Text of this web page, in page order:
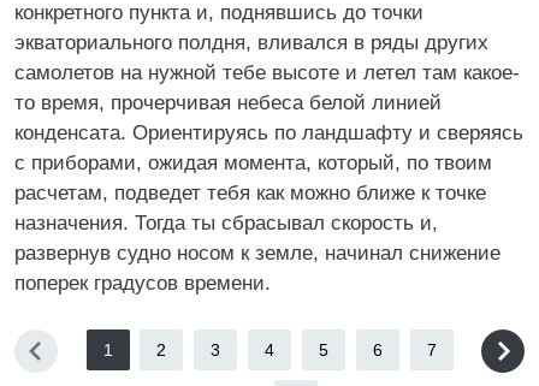
конкретного пункта и, поднявшись до точки
экваториального полдня, вливался в ряды других
самолетов на нужной тебе высоте и летел там какое-
то время, прочерчивая небеса белой линией
конденсата. Ориентируясь по ландшафту и сверяясь
с приборами, ожидая момента, который, по твоим
расчетам, подведет тебя как можно ближе к точке
назначения. Тогда ты сбрасывал скорость и,
развернув судно носом к земле, начинал снижение
поперек градусов времени.
1 2 3 4 5 6 7